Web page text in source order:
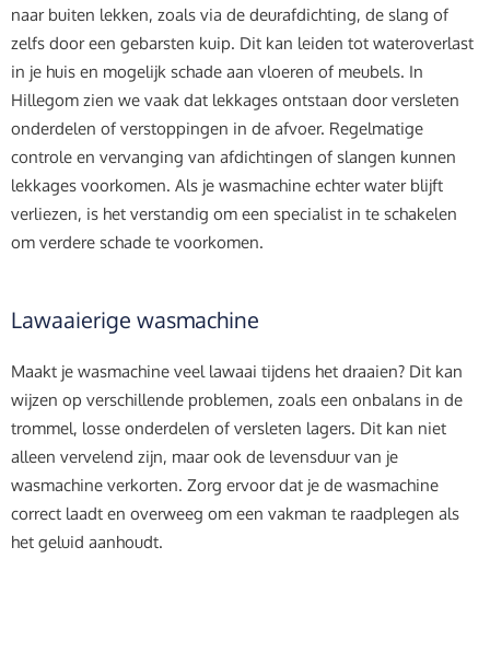
naar buiten lekken, zoals via de deurafdichting, de slang of
zelfs door een gebarsten kuip. Dit kan leiden tot wateroverlast
in je huis en mogelijk schade aan vloeren of meubels. In
Hillegom zien we vaak dat lekkages ontstaan door versleten
onderdelen of verstoppingen in de afvoer. Regelmatige
controle en vervanging van afdichtingen of slangen kunnen
lekkages voorkomen. Als je wasmachine echter water blijft
verliezen, is het verstandig om een specialist in te schakelen
om verdere schade te voorkomen.
Lawaaierige wasmachine
Maakt je wasmachine veel lawaai tijdens het draaien? Dit kan
wijzen op verschillende problemen, zoals een onbalans in de
trommel, losse onderdelen of versleten lagers. Dit kan niet
alleen vervelend zijn, maar ook de levensduur van je
wasmachine verkorten. Zorg ervoor dat je de wasmachine
correct laadt en overweeg om een vakman te raadplegen als
het geluid aanhoudt.